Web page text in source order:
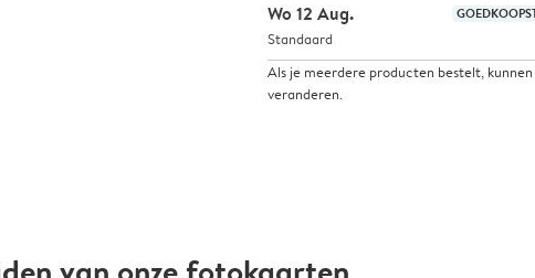
Wo 12 Aug.
Standaard
Als je meerdere producten bestelt,
veranderen.